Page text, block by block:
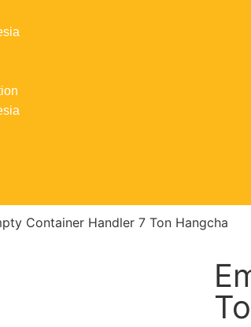
Container Handler 7 Ton Hangcha